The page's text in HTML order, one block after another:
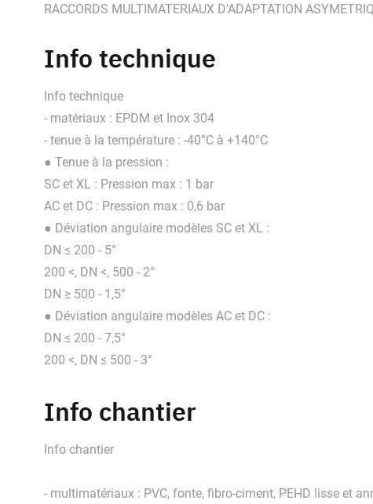
RACCORDS MULTIMATERIAUX D'ADAPTATION
Info technique
Info technique
- matériaux : EPDM et Inox 304
- tenue à la température : -40°C à +140°C
● Tenue à la pression :
SC et XL : Pression max : 1 bar
AC et DC : Pression max : 0,6 bar
● Déviation angulaire modèles SC et XL :
DN ≤ 200 - 5°
200 <, DN <, 500 - 2°
DN ≥ 500 - 1,5°
● Déviation angulaire modèles AC et DC :
DN ≤ 200 - 7,5°
200 <, DN ≤ 500 - 3°
Info chantier
Info chantier
- multimatériaux : PVC, fonte, fibro-ciment, PEHD lisse et